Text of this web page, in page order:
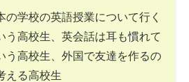
の学校の英語授業について行く
う高校生、英会話は耳も慣れて
う高校生、外国で友達を作るの
える高校生